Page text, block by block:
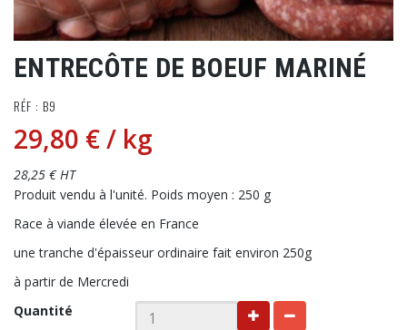
ENTRECÔTE DE BOEUF MARINÉ
RÉF : B9
29,80 €/ kg
28,25 € HT
Produit vendu à l'unité. Poids moyen : 250 g
Race à viande élevée en France
une tranche d'épaisseur ordinaire fait environ 250g
à partir de Mercredi
Quantité